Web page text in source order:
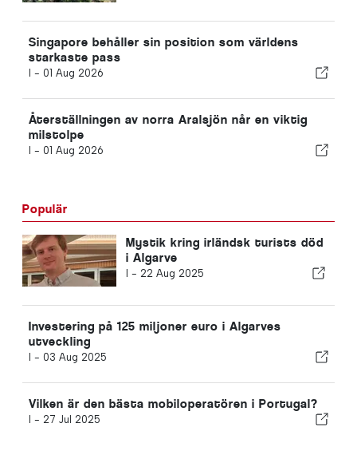
Singapore behåller sin position som världens
starkaste pass
I - 01 Aug 2026
Återställningen av norra Aralsjön når en viktig
milstolpe
I - 01 Aug 2026
Populär
Mystik kring irländsk turists död
i Algarve
I - 22 Aug 2025
Investering på 125 miljoner euro i Algarves
utveckling
I - 03 Aug 2025
Vilken är den bästa mobiloperatören i Portugal?
I - 27 Jul 2025